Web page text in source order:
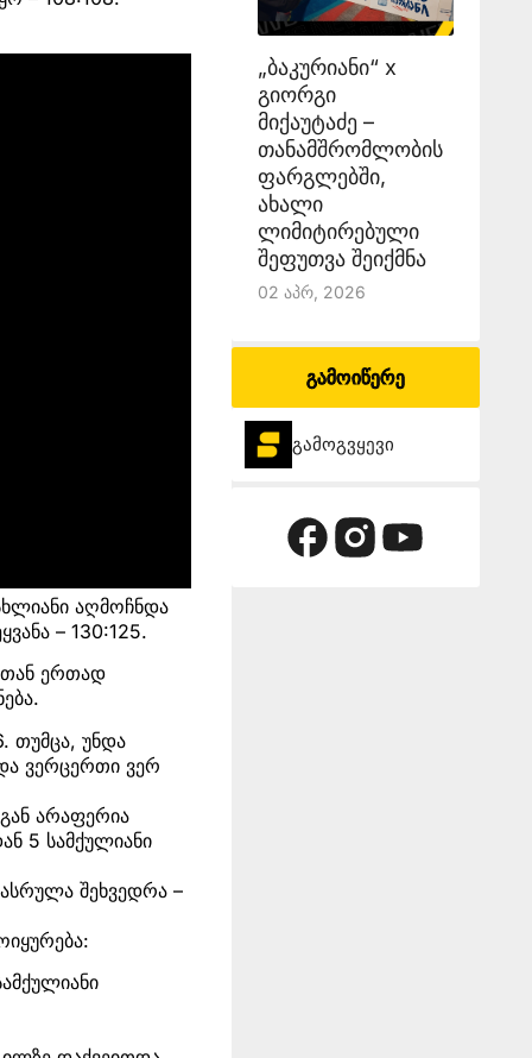
აღმოჩნდა
– 130:125.
ერთად
თუმცა, უნდა
ვერცერთი ვერ
არაფერია
5 სამქულიანი
შეხვედრა –
„ბაკურიანი“ x
გიორგი
მიქაუტაძე –
თანამშრომლობის
ფარგლებში,
ახალი
ლიმიტირებული
შეფუთვა შეიქმნა
02 Აპრ, 2026
გამოიწერე
გამოგვყევი